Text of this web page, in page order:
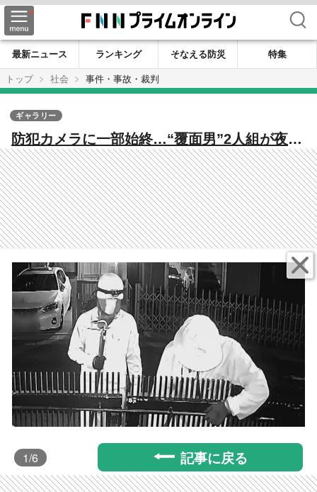
検索
最新ニュース ランキング そなえる防災
特集
トップ
社会 事件・事故・裁判
防犯カメラに一部始終…“覆面男”2人組が夜の
住宅敷地内に侵入 気付いた住人の「コラ
ー！」で慌てて退散
ギャラリー
1/6 記事に戻る